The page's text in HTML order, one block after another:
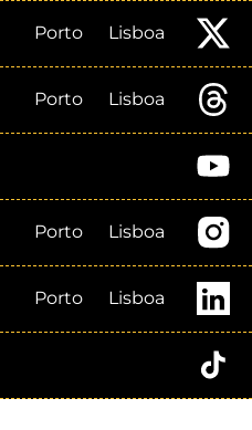
Porto Lisboa
Porto Lisboa
Porto Lisboa
Porto Lisboa